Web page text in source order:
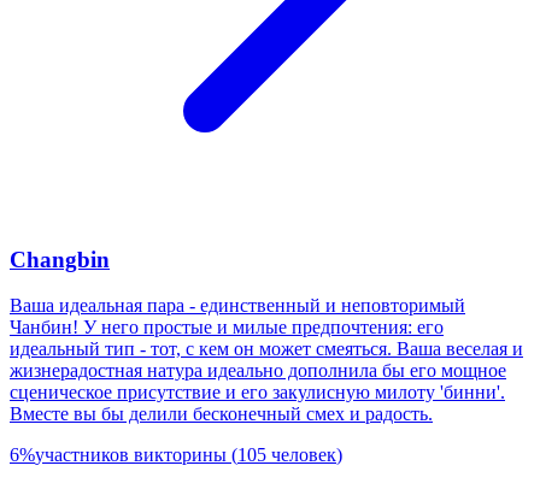
Changbin
Ваша идеальная пара - единственный и неповторимый
Чанбин! У него простые и милые предпочтения: его
идеальный тип - тот, с кем он может смеяться. Ваша веселая и
жизнерадостная натура идеально дополнила бы его мощное
сценическое присутствие и его закулисную милоту 'бинни'.
Вместе вы бы делили бесконечный смех и радость.
6%участников викторины (105 человек)